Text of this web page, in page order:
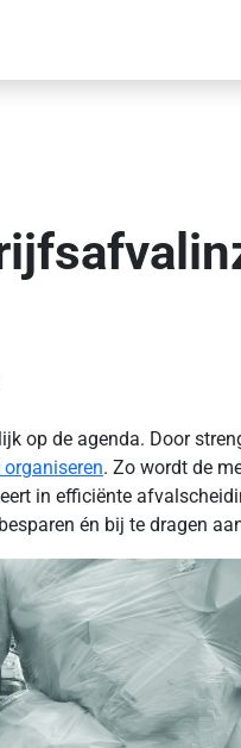
op de agenda. Door
. Zo wordt de
in efficiënte
én bij te dragen